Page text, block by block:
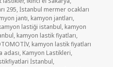
295,İstanbul mermer ocakları
jantı, kamyon jantları,
lastiği istanbul, kamyon
, kamyon lastik fiyatları,
, kamyon lastik fiyatları
adası, Kamyon Lastikleri,
İstanbul,